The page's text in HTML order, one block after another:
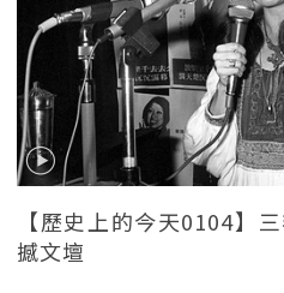
【歷史上的今天0104】
撼文壇